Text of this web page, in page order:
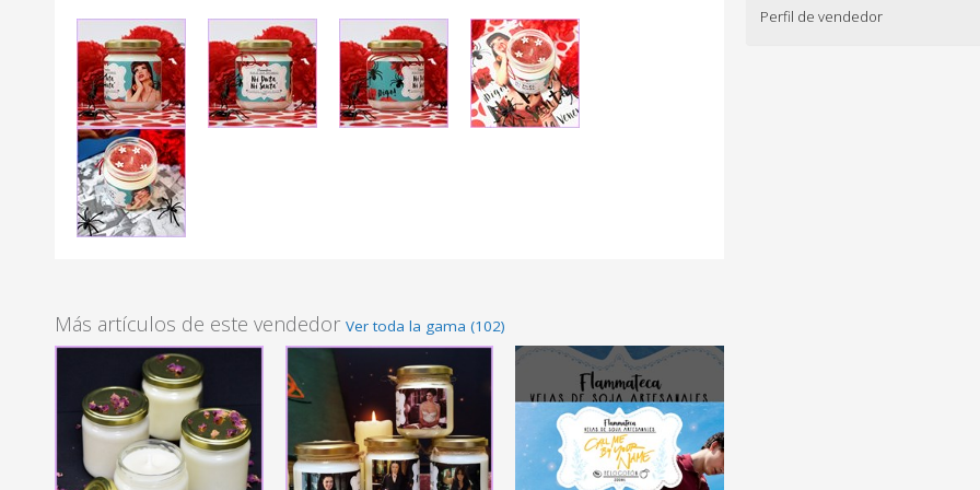
Más artículos de este vendedor Ver toda la gama (102)
Perfil de vendedor